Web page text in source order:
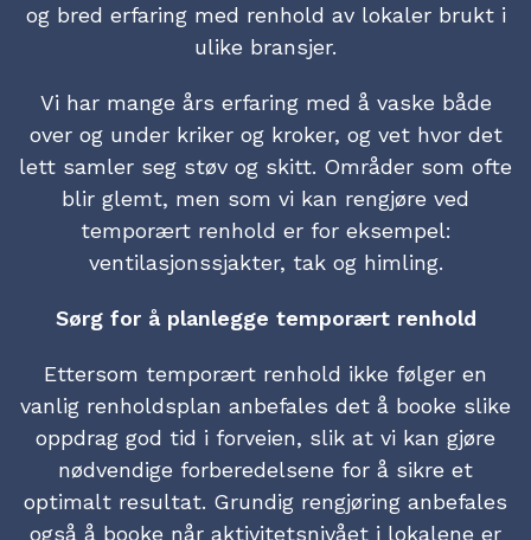
og bred erfaring med renhold av lokaler brukt i
ulike bransjer.
Vi har mange års erfaring med å vaske både
over og under kriker og kroker, og vet hvor det
lett samler seg støv og skitt. Områder som ofte
blir glemt, men som vi kan rengjøre ved
temporært renhold er for eksempel:
ventilasjonssjakter, tak og himling.
Sørg for å planlegge temporært renhold
Ettersom temporært renhold ikke følger en
vanlig renholdsplan anbefales det å booke slike
oppdrag god tid i forveien, slik at vi kan gjøre
nødvendige forberedelsene for å sikre et
optimalt resultat. Grundig rengjøring anbefales
også å booke når aktivitetsnivået i lokalene er